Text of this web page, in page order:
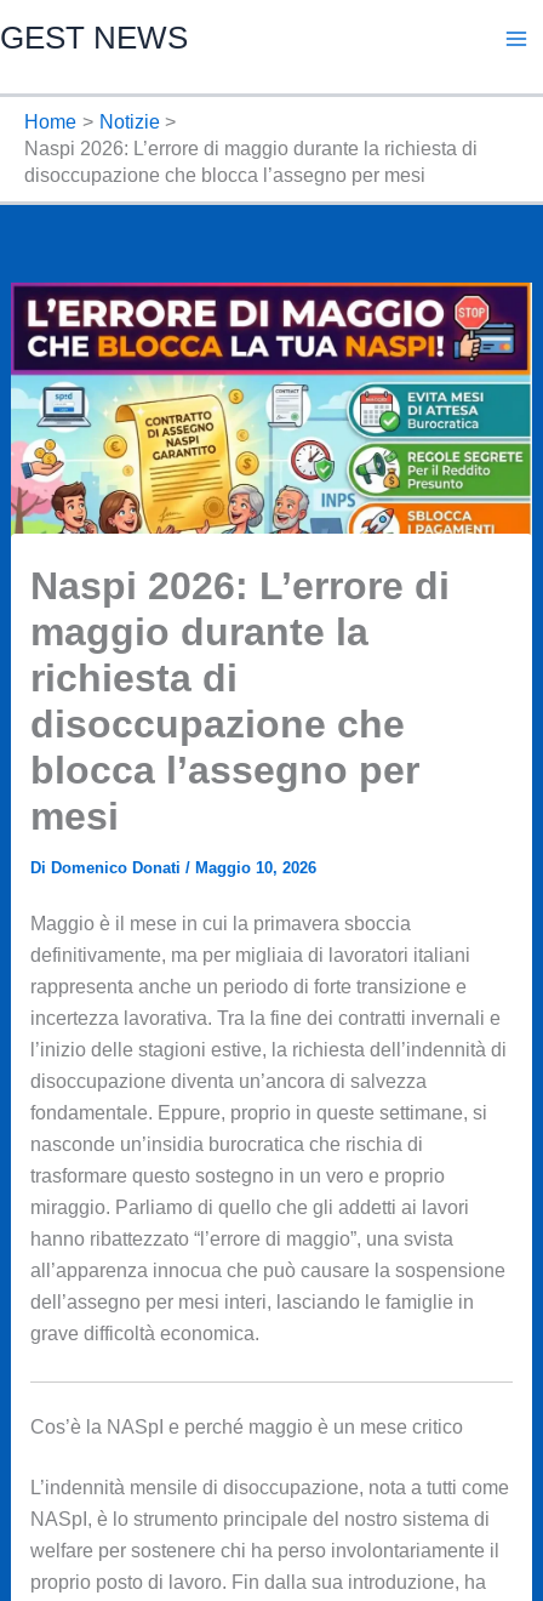
al
GEST NEWS
Home
Notizie
Naspi 2026: L’errore di maggio durante la richiesta di
disoccupazione che blocca l’assegno per mesi
Naspi 2026: L’errore di
maggio durante la
richiesta di
disoccupazione che
blocca l’assegno per
mesi
Di Domenico Donati / Maggio 10, 2026
Maggio è il mese in cui la primavera sboccia
definitivamente, ma per migliaia di lavoratori italiani
rappresenta anche un periodo di forte transizione e
incertezza lavorativa. Tra la fine dei contratti invernali e
l’inizio delle stagioni estive, la richiesta dell’indennità di
disoccupazione diventa un’ancora di salvezza
fondamentale. Eppure, proprio in queste settimane, si
nasconde un’insidia burocratica che rischia di
trasformare questo sostegno in un vero e proprio
miraggio. Parliamo di quello che gli addetti ai lavori
hanno ribattezzato “l’errore di maggio”, una svista
all’apparenza innocua che può causare la sospensione
dell’assegno per mesi interi, lasciando le famiglie in
grave difficoltà economica.
Cos’è la NASpI e perché maggio è un mese critico
L’indennità mensile di disoccupazione, nota a tutti come
NASpI, è lo strumento principale del nostro sistema di
welfare per sostenere chi ha perso involontariamente il
proprio posto di lavoro. Fin dalla sua introduzione, ha